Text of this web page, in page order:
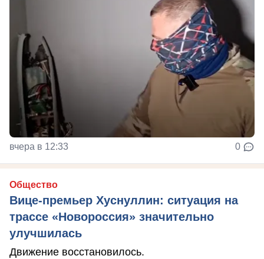
вчера в 12:33 0
Общество
Вице-премьер Хуснуллин: ситуация на
трассе «Новороссия» значительно
улучшилась
Движение восстановилось.